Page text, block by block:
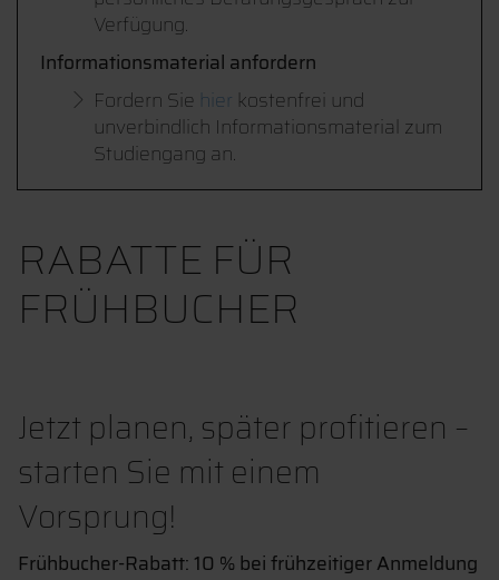
Verfügung.
Informationsmaterial anfordern
Fordern Sie hier kostenfrei und
unverbindlich Informationsmaterial zum
Studiengang an.
RABATTE FÜR
FRÜHBUCHER
Jetzt planen, später profitieren –
starten Sie mit einem
Vorsprung!
Frühbucher-Rabatt: 10 % bei frühzeitiger Anmeldung